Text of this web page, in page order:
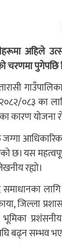
अहिले
चरणमा पुगेपछि
०८३ का
कारण योजना
छ। यस
रह्यो।
जिल्ला
भूमिका
बढ्न सम्भव